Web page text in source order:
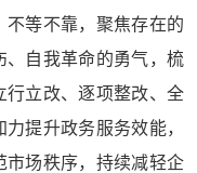
等不靠，聚焦存在的
、自我革命的勇气，梳
行立改、逐项整改、全
提升政务服务效能，
市场秩序，持续减轻企